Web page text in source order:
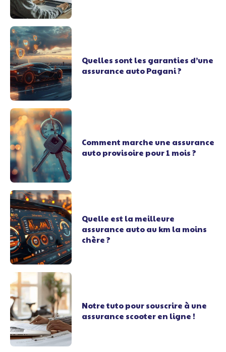
Quelles sont les garanties d’une
assurance auto Pagani ?
Comment marche une assurance
auto provisoire pour 1 mois ?
Quelle est la meilleure
assurance auto au km la moins
chère ?
Notre tuto pour souscrire à une
assurance scooter en ligne !